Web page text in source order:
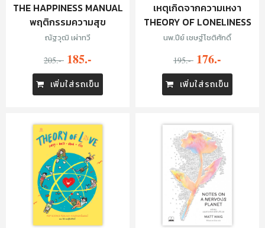
THE HAPPINESS MANUAL
พฤติกรรมความสุข
ณัฐวุฒิ เผ่าทวี
205.- 185.-
เพิ่มใส่รถเข็น
เหตุเกิดจากความเหงา
THEORY OF LONELINESS
นพ.ปีย์ เชษฐ์โชติศักดิ์
195.- 176.-
เพิ่มใส่รถเข็น